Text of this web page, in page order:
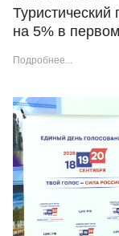
Туристический
на 5% в
Подробнее...